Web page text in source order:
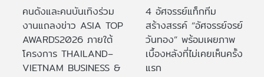
คนดังและคนบันเทิงร่วม
งานแถลงข่าว ASIA TOP
AWARDS2026 ภายใต้
โครงการ THAILAND–
VIETNAM BUSINESS &
4 อัศจรรย์แท็กทีม
สร้างสรรค์ “อัศจรรย์จรย์
วันทอง” พร้อมเผยภาพ
เบื้องหลังที่ไม่เคยเห็นครั้ง
แรก